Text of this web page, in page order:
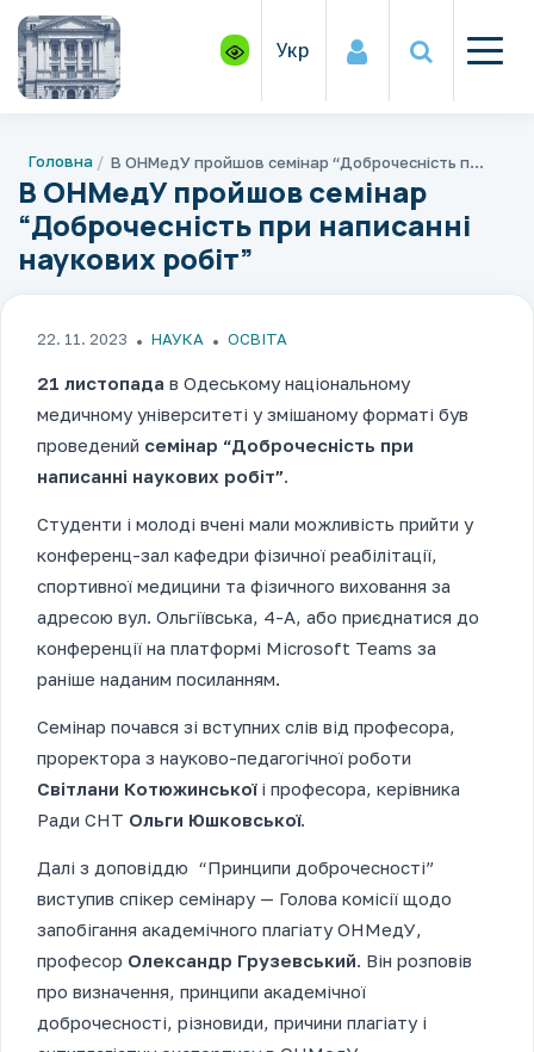
Укр
Головна В ОНМедУ пройшов семінар “Доброчесність при написанні наукових робіт”
В ОНМедУ пройшов семінар
“Доброчесність при написанні
наукових робіт”
22. 11. 2023 НАУКА ОСВІТА
21 листопада в Одеському національному
медичному університеті у змішаному форматі був
проведений семінар “Доброчесність при
написанні наукових робіт”.
Студенти і молоді вчені мали можливість прийти у
конференц-зал кафедри фізичної реабілітації,
спортивної медицини та фізичного виховання за
адресою вул. Ольгіївська, 4-А, або приєднатися до
конференції на платформі Microsoft Teams за
раніше наданим посиланням.
Семінар почався зі вступних слів від професора,
проректора з науково-педагогічної роботи
Світлани Котюжинськоїі професора, керівника
Ради СНТ Ольги Юшковської.
Далі з доповіддю “Принципи доброчесності”
виступив спікер семінару — Голова комісії щодо
запобігання академічного плагіату ОНМедУ,
професор Олександр Грузевський. Він розповів
про визначення, принципи академічної
доброчесності, різновиди, причини плагіату і